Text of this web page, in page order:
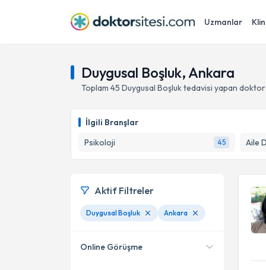
Uzmanlar
Duygusal Boşluk, Ankara
Toplam 45 Duygusal Boşluktedavisi yapan doktor
İlgili Branşlar
Psikoloji
45 Aile
Aktif Filtreler
Duygusal Boşluk Ankara
Online Görüşme